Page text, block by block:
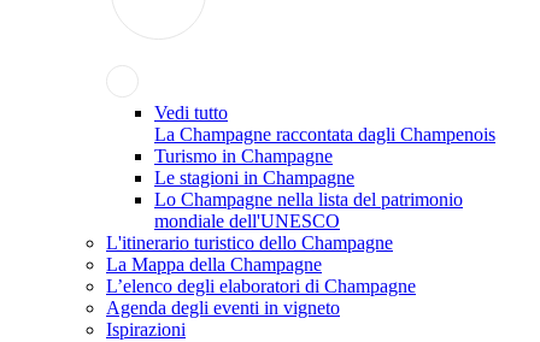
Vedi tutto
La Champagne raccontata dagli Champenois
Turismo in Champagne
Le stagioni in Champagne
Lo Champagne nella lista del patrimonio
mondiale dell'UNESCO
L'itinerario turistico dello Champagne
La Mappa della Champagne
L’elenco degli elaboratori di Champagne
Agenda degli eventi in vigneto
Ispirazioni